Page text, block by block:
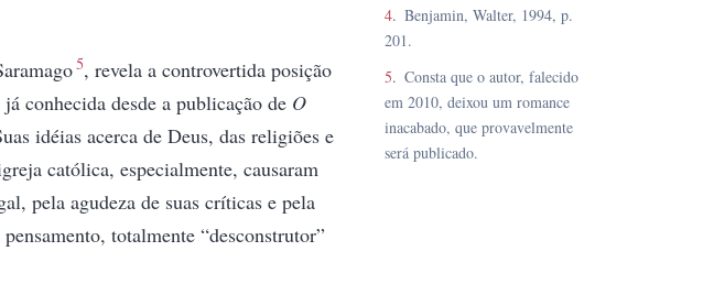
5, revela a controvertida posição
conhecida desde a publicação de O
idéias acerca de Deus, das religiões e
católica, especialmente, causaram
pela agudeza de suas críticas e pela
totalmente “desconstrutor”
4
Benjamin, Walter, 1994, p.
201.
5
Consta que o autor, falecido
em 2010, deixou um romance
inacabado, que provavelmente
será publicado.